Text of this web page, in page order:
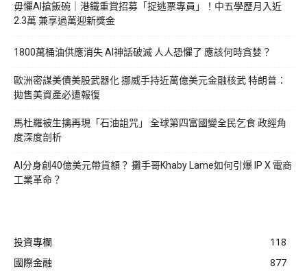
毋懼AI搶飯碗｜港鐵重賞招募「捉逃票專員」！中五學歷月入近
2.3萬 兼享過萬迎新獎金
1800萬桶油供應消失 AI神話破滅 人人恐懼了 應該何時貪婪？
歐洲密謀美債美股武器化 挪威手持近萬億美元金融核武 特朗普：
拋售美資產必遭報復
馬杜羅被生擒再現「石油詛咒」 全球第四富國變全民乞食 政經角
度深度剖析
AI分身創40億美元帶貨額？ 攤手哥Khaby Lame如何引爆 IP X 電商
工業革命？
投資專欄
118
國際金融
877